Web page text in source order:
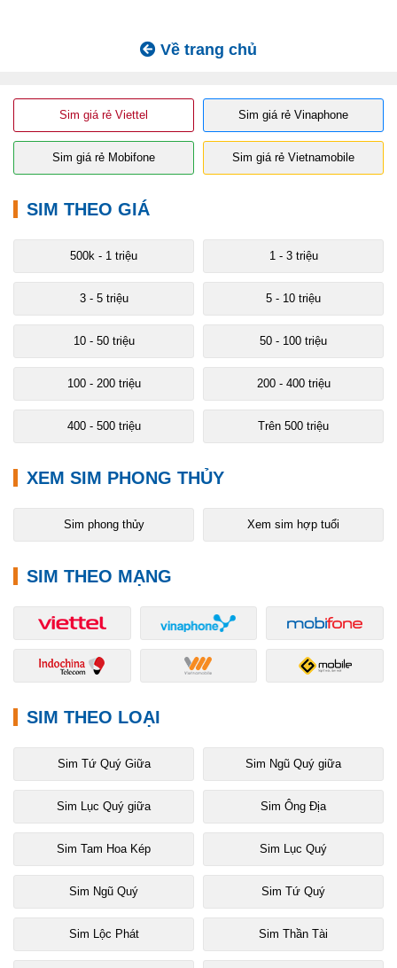
Về trang chủ
Sim giá rẻ Viettel Sim giá rẻ Vinaphone
Sim giá rẻ Mobifone Sim giá rẻ Vietnamobile
SIM THEO GIÁ
500k - 1 triệu 1 - 3 triệu
3 - 5 triệu 5 - 10 triệu
10 - 50 triệu 50 - 100 triệu
100 - 200 triệu 200 - 400 triệu
400 - 500 triệu Trên 500 triệu
XEM SIM PHONG THỦY
Sim phong thủy Xem sim hợp tuổi
SIM THEO MẠNG
SIM THEO LOẠI
Sim Tứ Quý Giữa Sim Ngũ Quý giữa
Sim Lục Quý giữa Sim Ông Địa
Sim Tam Hoa Kép Sim Lục Quý
Sim Ngũ Quý Sim Tứ Quý
Sim Lộc Phát Sim Thần Tài